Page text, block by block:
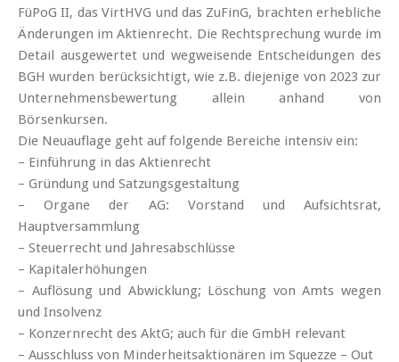
FüPoG II, das VirtHVG und das ZuFinG, brachten erhebliche
Änderungen im Aktienrecht. Die Rechtsprechung wurde im
Detail ausgewertet und wegweisende Entscheidungen des
BGH wurden berücksichtigt, wie z.B. diejenige von 2023 zur
Unternehmensbewertung allein anhand von
Börsenkursen.
Die Neuauflage geht auf folgende Bereiche intensiv ein:
– Einführung in das Aktienrecht
– Gründung und Satzungsgestaltung
– Organe der AG: Vorstand und Aufsichtsrat,
Hauptversammlung
– Steuerrecht und Jahresabschlüsse
– Kapitalerhöhungen
– Auflösung und Abwicklung; Löschung von Amts wegen
und Insolvenz
– Konzernrecht des AktG; auch für die GmbH relevant
– Ausschluss von Minderheitsaktionären im Squezze – Out